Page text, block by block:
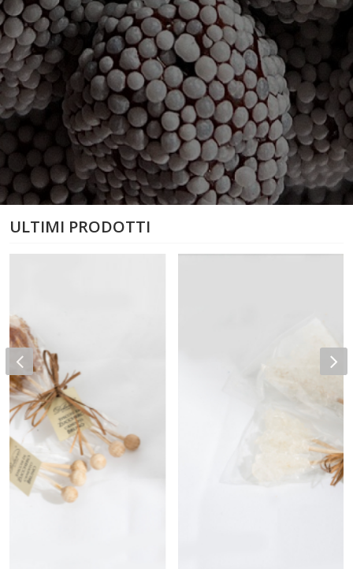
ULTIMI PRODOTTI